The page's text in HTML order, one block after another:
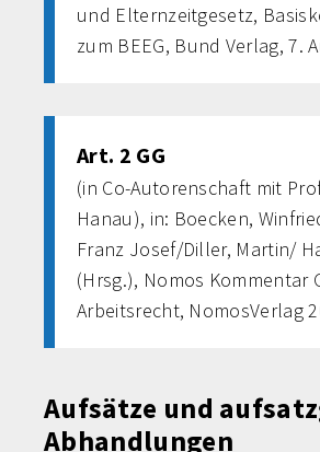
und Elternzeitgesetz,
zum BEEG, Bund Verlag, 7.
Art. 2 GG
(in Co-Autorenschaft mit
Hanau), in: Boecken,
Franz Josef/Diller, Martin/
(Hrsg.), Nomos Kommentar
Arbeitsrecht, NomosVerlag
Aufsätze und
Abhandlungen